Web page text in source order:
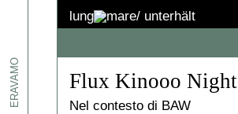
ed
ERAVAMO
lung mare/unterhält
Flux Kinooo Night
Nel contesto di BAW